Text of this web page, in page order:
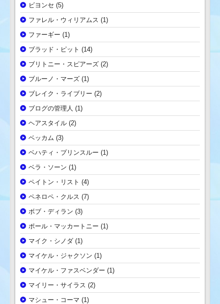
ビヨンセ (5)
ファレル・ウィリアムス (1)
ファーギー (1)
ブラッド・ピット (14)
ブリトニー・スピアーズ (2)
ブルーノ・マーズ (1)
ブレイク・ライブリー (2)
ブログの管理人 (1)
ヘアスタイル (2)
ベッカム (3)
ベハティ・プリンスルー (1)
ベラ・ソーン (1)
ペイトン・リスト (4)
ペネロペ・クルス (7)
ボブ・ディラン (3)
ポール・マッカートニー (1)
マイク・シノダ (1)
マイケル・ジャクソン (1)
マイケル・ファスベンダー (1)
マイリー・サイラス (2)
マシュー・コーマ (1)